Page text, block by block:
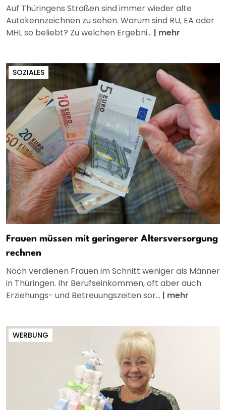
Auf Thüringens Straßen sind immer wieder alte
Autokennzeichnen zu sehen. Warum sind RU, EA oder
MHL so beliebt? Zu welchen Ergebni... | mehr
SOZIALES
Frauen müssen mit geringerer Altersversorgung
rechnen
Noch verdienen Frauen im Schnitt weniger als Männer
in Thüringen. Ihr Berufseinkommen, oft aber auch
Erziehungs- und Betreuungszeiten sor... | mehr
WERBUNG